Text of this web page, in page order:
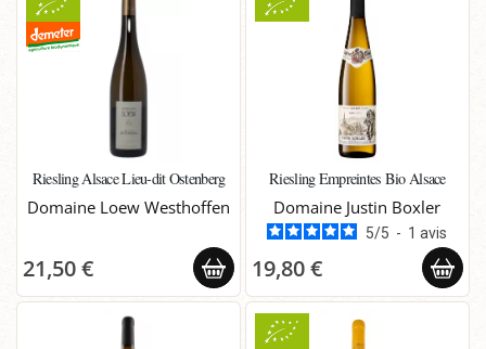
Riesling Alsace Lieu-dit Ostenberg
Domaine Loew Westhoffen
21,50 €
Riesling Empreintes Bio Alsace
Domaine Justin Boxler
5/5 - 1avis
19,80 €